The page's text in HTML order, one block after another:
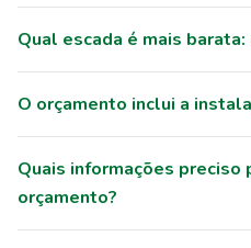
Qual escada é mais
O orçamento inclui a
Quais informações preciso
orçamento?